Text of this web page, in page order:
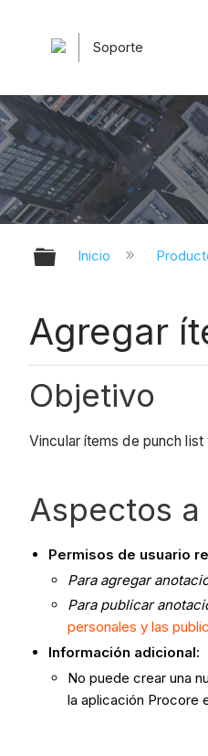
Soporte
Expandir/
Inicio
Agregar
Objetivo
Vincular ítems de punch
Aspectos
Permisos de usuario
Para agregar
Para publicar
personales y las
Información adicional:
No puede crear una
la aplicación Procore